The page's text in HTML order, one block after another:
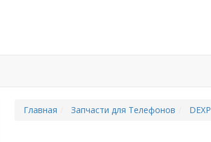
Главная Запчасти для Телефонов DEXP